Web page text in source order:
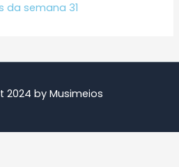
da semana 31
2024 by Musimeios